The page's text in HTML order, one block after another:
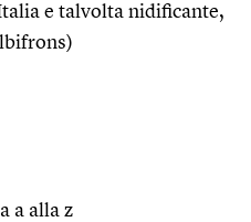
e talvolta nidificante,
a alla z